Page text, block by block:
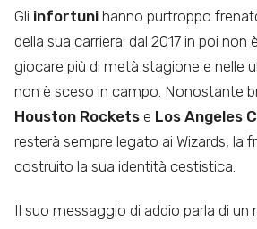
Gli infortuni hanno purtroppo
della sua carriera: dal 2017 in poi non
giocare più di metà stagione e nelle
non è sceso in campo. Nonostante
Houston Rockets e Los Angeles
resterà sempre legato ai Wizards, la
costruito la sua identità cestistica.
Il suo messaggio di addio parla di un